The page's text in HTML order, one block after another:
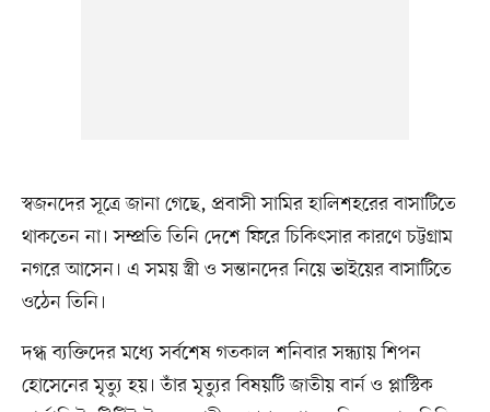
স্বজনদের সূত্রে জানা গেছে, প্রবাসী সামির হালিশহরের বাসাটিতে
থাকতেন না। সম্প্রতি তিনি দেশে ফিরে চিকিৎসার কারণে চট্টগ্রাম
নগরে আসেন। এ সময় স্ত্রী ও সন্তানদের নিয়ে ভাইয়ের বাসাটিতে
ওঠেন তিনি।
দগ্ধ ব্যক্তিদের মধ্যে সর্বশেষ গতকাল শনিবার সন্ধ্যায় শিপন
হোসেনের মৃত্যু হয়। তাঁর মৃত্যুর বিষয়টি জাতীয় বার্ন ও প্লাস্টিক